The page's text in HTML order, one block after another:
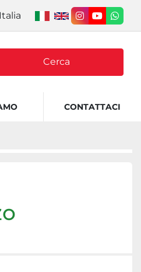
instagram
youtube
Cerca
CONTATTACI